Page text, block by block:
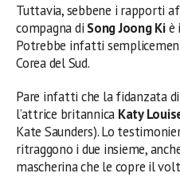
Tuttavia, sebbene i rapporti
compagna di Song Joong Kiè
Potrebbe infatti
Corea del Sud.
Pare infatti che la fidanzata di
l’attrice britannica Katy
Kate Saunders). Lo
ritraggono i due insieme,
mascherina che le copre il